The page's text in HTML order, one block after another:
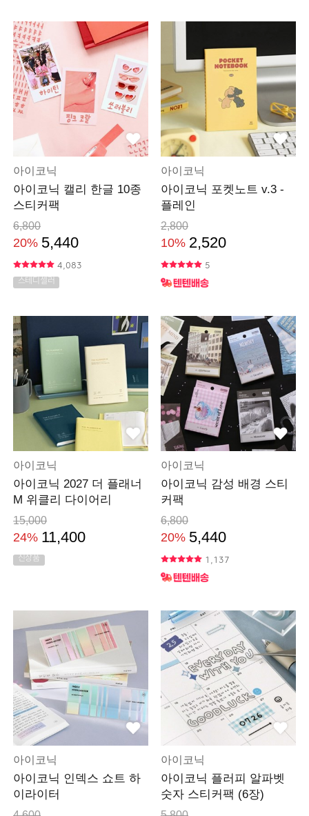
아이코닉
아이코닉 캘리 한글 10종
스티커팩
6,800
20% 5,440
4,083
스테디셀러
아이코닉
아이코닉 포켓노트 v.3 -
플레인
2,800
10% 2,520
5
아이코닉
아이코닉 2027 더 플래너
M 위클리 다이어리
15,000
24% 11,400
신상품
아이코닉
아이코닉 감성 배경 스티
커팩
6,800
20% 5,440
1,137
아이코닉
아이코닉 인덱스 쇼트 하
이라이터
아이코닉
아이코닉 플러피 알파벳
숫자 스티커팩 (6장)